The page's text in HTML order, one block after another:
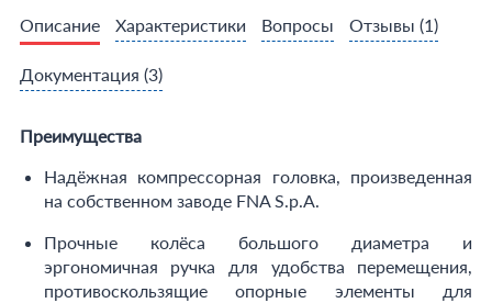
Описание Характеристики Вопросы Отзывы (1)
Документация (3)
Преимущества
Надёжная компрессорная головка, произведенная
на собственном заводе FNA S.p.A.
Прочные колёса большого диаметра и
эргономичная ручка для удобства перемещения,
противоскользящие опорные элементы для